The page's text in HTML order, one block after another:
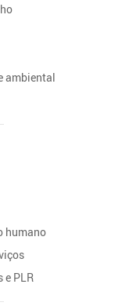
ambiental
humano
e PLR